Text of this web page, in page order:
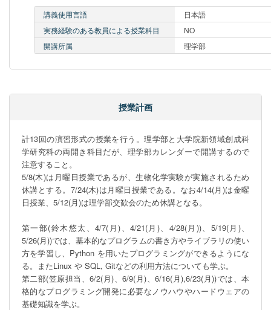
講義使用言語
日本語
実務経験のある教員による授業科目
NO
開講所属
理学部
授業計画
計13回の演習形式の授業を行う。理学部と大学院新領域創成科
学研究科の両開き科目だが、理学部カレンダーで開講するので
注意すること。
5/8(木)は月曜日授業であるが、生物化学実験が実施されるため
休講とする。7/24(木)は月曜日授業である。なお4/14(月)は金曜
日授業、5/12(月)は理学部交歓会のため休講となる。
第一部(鈴木悠太、4/7(月)、4/21(月)、4/28(月))、5/19(月)、
5/26(月))では、基本的なプログラムの書き方やライブラリの使い
方を学習し、Python を用いたプログラミングができるようにな
る。またLinux や SQL, Gitなどの利用方法についても学ぶ。
第二部(笠原担当、6/2(月)、6/9(月)、6/16(月),6/23(月))では、本
格的なプログラミング開発に必要なノウハウやハードウェアの
基礎知識を学ぶ。